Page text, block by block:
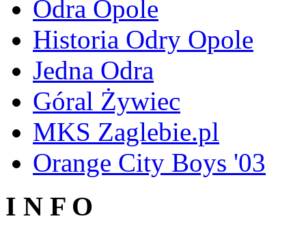
Odra Opole
Historia Odry Opole
Jedna Odra
Góral Żywiec
MKS Zaglebie.pl
Orange City Boys '03
I N F O